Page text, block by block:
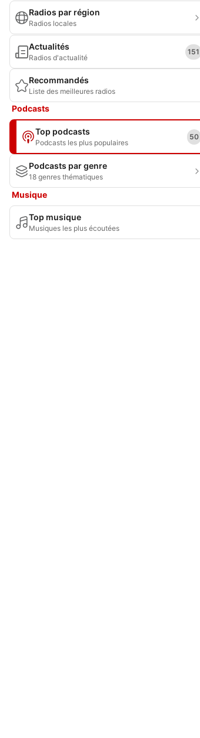
Radios par région
Radios locales
Actualités
Radios d'actualité
151
Recommandés
Liste des meilleures radios
Podcasts
Top podcasts
Podcasts les plus populaires
50
Podcasts par genre
18 genres thématiques
Musique
Top musique
Musiques les plus écoutées